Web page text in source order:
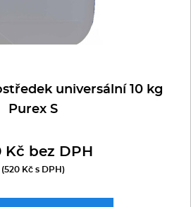
universální 10 kg
Purex S
Kč bez DPH
(520 Kč s DPH)